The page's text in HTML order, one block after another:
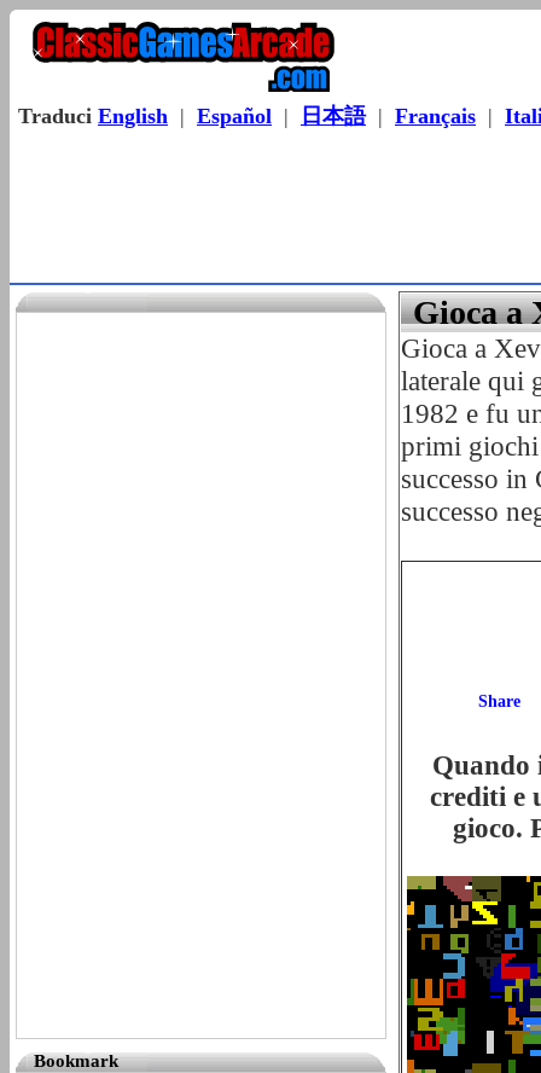
Traduci English | Español | 日本語| Français |
Bookmark
Gioca a
Gioca a
laterale qui
1982 e fu
primi giochi
successo
successo
Quando
crediti e
gioco.